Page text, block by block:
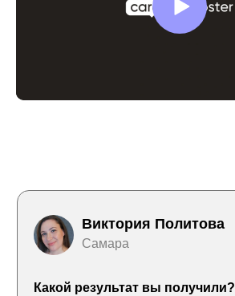
Виктория Политова
Самара
Какой результат вы получили?